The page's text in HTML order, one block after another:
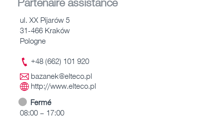
ul. XX Pijarów 5
31-466 Kraków
Pologne
+48 (662) 101 920
bazanek@elteco.pl
http://www.elteco.pl
Fermé
08:00 – 17:00